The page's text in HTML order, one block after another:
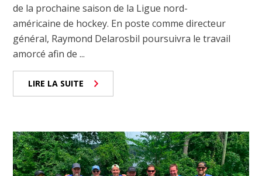
de la prochaine saison de la Ligue nord-
américaine de hockey. En poste comme directeur
général, Raymond Delarosbil poursuivra le travail
amorcé afin de ...
LIRE LA SUITE